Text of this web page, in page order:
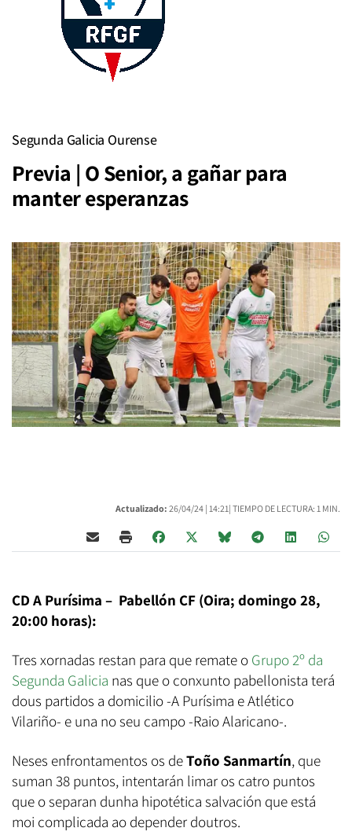
Segunda Galicia Ourense
Previa | O Senior, a gañar para
manter esperanzas
Actualizado: 26/04/24 | 14:21| TIEMPO DE LECTURA: 1 MIN.
CD A Purísima – Pabellón CF (Oira; domingo 28,
20:00 horas):
Tres xornadas restan para que remate o Grupo 2º da
Segunda Galicia nas que o conxunto pabellonista terá
dous partidos a domicilio -A Purísima e Atlético
Vilariño- e una no seu campo -Raio Alaricano-.
Neses enfrontamentos os deToño Sanmartín, que
suman 38 puntos, intentarán limar os catro puntos
que o separan dunha hipotética salvación que está
moi complicada ao depender doutros.